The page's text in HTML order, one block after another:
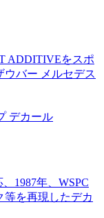
ADDITIVEをスポ
ウバー メルセデス
デカール
1987年、WSPC
等を再現したデカ